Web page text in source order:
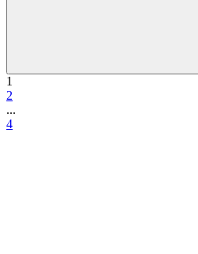
1
2
...
4